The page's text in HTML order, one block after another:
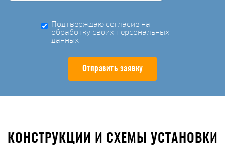
Подтверждаю согласие на
обработку своих персональных
данных
Отправить заявку
КОНСТРУКЦИИ И СХЕМЫ УСТАНОВКИ